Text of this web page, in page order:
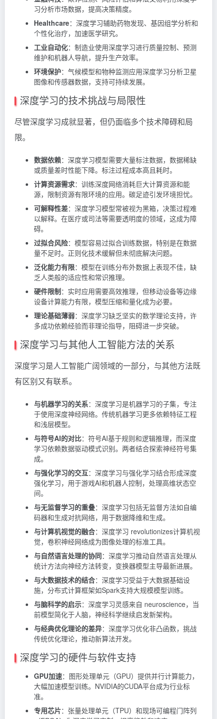
习分析市场数据，提高决策精度。
Healthcare：深度学习辅助药物发现、基因组学分析和
个性化治疗，加速医学研究。
工业自动化：制造业使用深度学习进行质量控制、预测
维护和机器人导航，提升生产效率。
环境保护：气候模型和物种监测应用深度学习分析卫星
图像和传感器数据，支持可持续发展。
深度学习的技术挑战与局限性
尽管深度学习成就显著，但仍面临多个技术障碍和局
限。
数据依赖：深度学习模型需要大量标注数据，数据稀缺
或质量差时性能下降。标注过程成本高且耗时。
计算资源需求：训练深度网络消耗巨大计算资源和能
源，限制资源有限环境的应用。碳足迹引发环境担忧。
可解释性差：深度学习模型常被视为黑箱，决策过程难
以解释。在医疗或司法等需要透明度的领域，这成为障
碍。
过拟合风险：模型容易过拟合训练数据，特别是在数据
量不足时。正则化技术缓解但未彻底解决问题。
泛化能力有限：模型在训练分布外数据上表现不佳，缺
乏人类般的适应性和常识推理。
硬件限制：实时应用需要高效推理，但移动设备等边缘
设备计算能力有限，模型压缩和量化成为必要。
理论基础薄弱：深度学习缺乏坚实的数学理论支持，许
多成功依赖经验而非理论指导，阻碍进一步突破。
深度学习与其他人工智能方法的关系
深度学习是人工智能广阔领域的一部分，与其他方法既
有区别又有联系。
与机器学习的关系：深度学习是机器学习的子集，专注
于使用深度神经网络。传统机器学习更多依赖特征工程
和浅层模型。
与符号AI的对比：符号AI基于规则和逻辑推理，而深度
学习依赖数据驱动模式识别。两者结合探索神经符号集
成。
与强化学习的交互：深度学习与强化学习结合形成深度
强化学习，用于游戏AI和机器人控制，处理高维状态空
间。
与无监督学习的重叠：深度学习包括无监督方法如自编
码器和生成对抗网络，用于数据降维和生成。
与计算机视觉的融合：深度学习 revolutionizes计算机视
觉，卷积神经网络成为图像处理的标准工具。
与自然语言处理的协同：深度学习推动自然语言处理从
统计方法向神经方法转变，变换器模型主导最新进展。
与大数据技术的结合：深度学习受益于大数据基础设
施，分布式计算框架如Spark支持大规模模型训练。
与脑科学的启示：深度学习灵感来自 neuroscience，当
前模型简化于人脑，神经科学继续启发新架构。
与经典优化理论的差异：深度学习优化非凸函数，挑战
传统优化理论，推动新算法开发。
深度学习的硬件与软件支持
GPU加速：图形处理单元（GPU）提供并行计算能力，
大幅加速模型训练。NVIDIA的CUDA平台成为行业标
准。
专用芯片：张量处理单元（TPU）和现场可编程门阵列